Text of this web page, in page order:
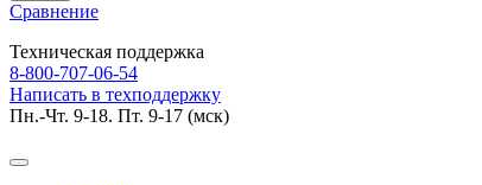
Сравнение
Техническая поддержка
8-800-707-06-54
Написать в техподдержку
Пн.-Чт. 9-18. Пт. 9-17 (мск)